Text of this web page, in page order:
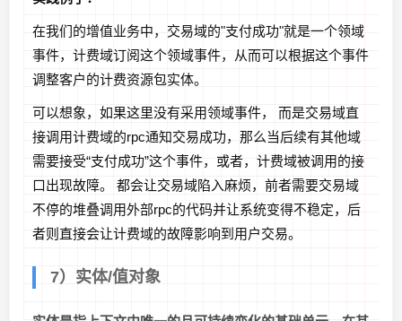
在我们的增值业务中，交易域的"支付成功"就是一个领域
事件，计费域订阅这个领域事件，从而可以根据这个事件
调整客户的计费资源包实体。
可以想象，如果这里没有采用领域事件， 而是交易域直
接调用计费域的rpc通知交易成功，那么当后续有其他域
需要接受“支付成功”这个事件，或者，计费域被调用的接
口出现故障。 都会让交易域陷入麻烦，前者需要交易域
不停的堆叠调用外部rpc的代码并让系统变得不稳定，后
者则直接会让计费域的故障影响到用户交易。
7）实体/值对象